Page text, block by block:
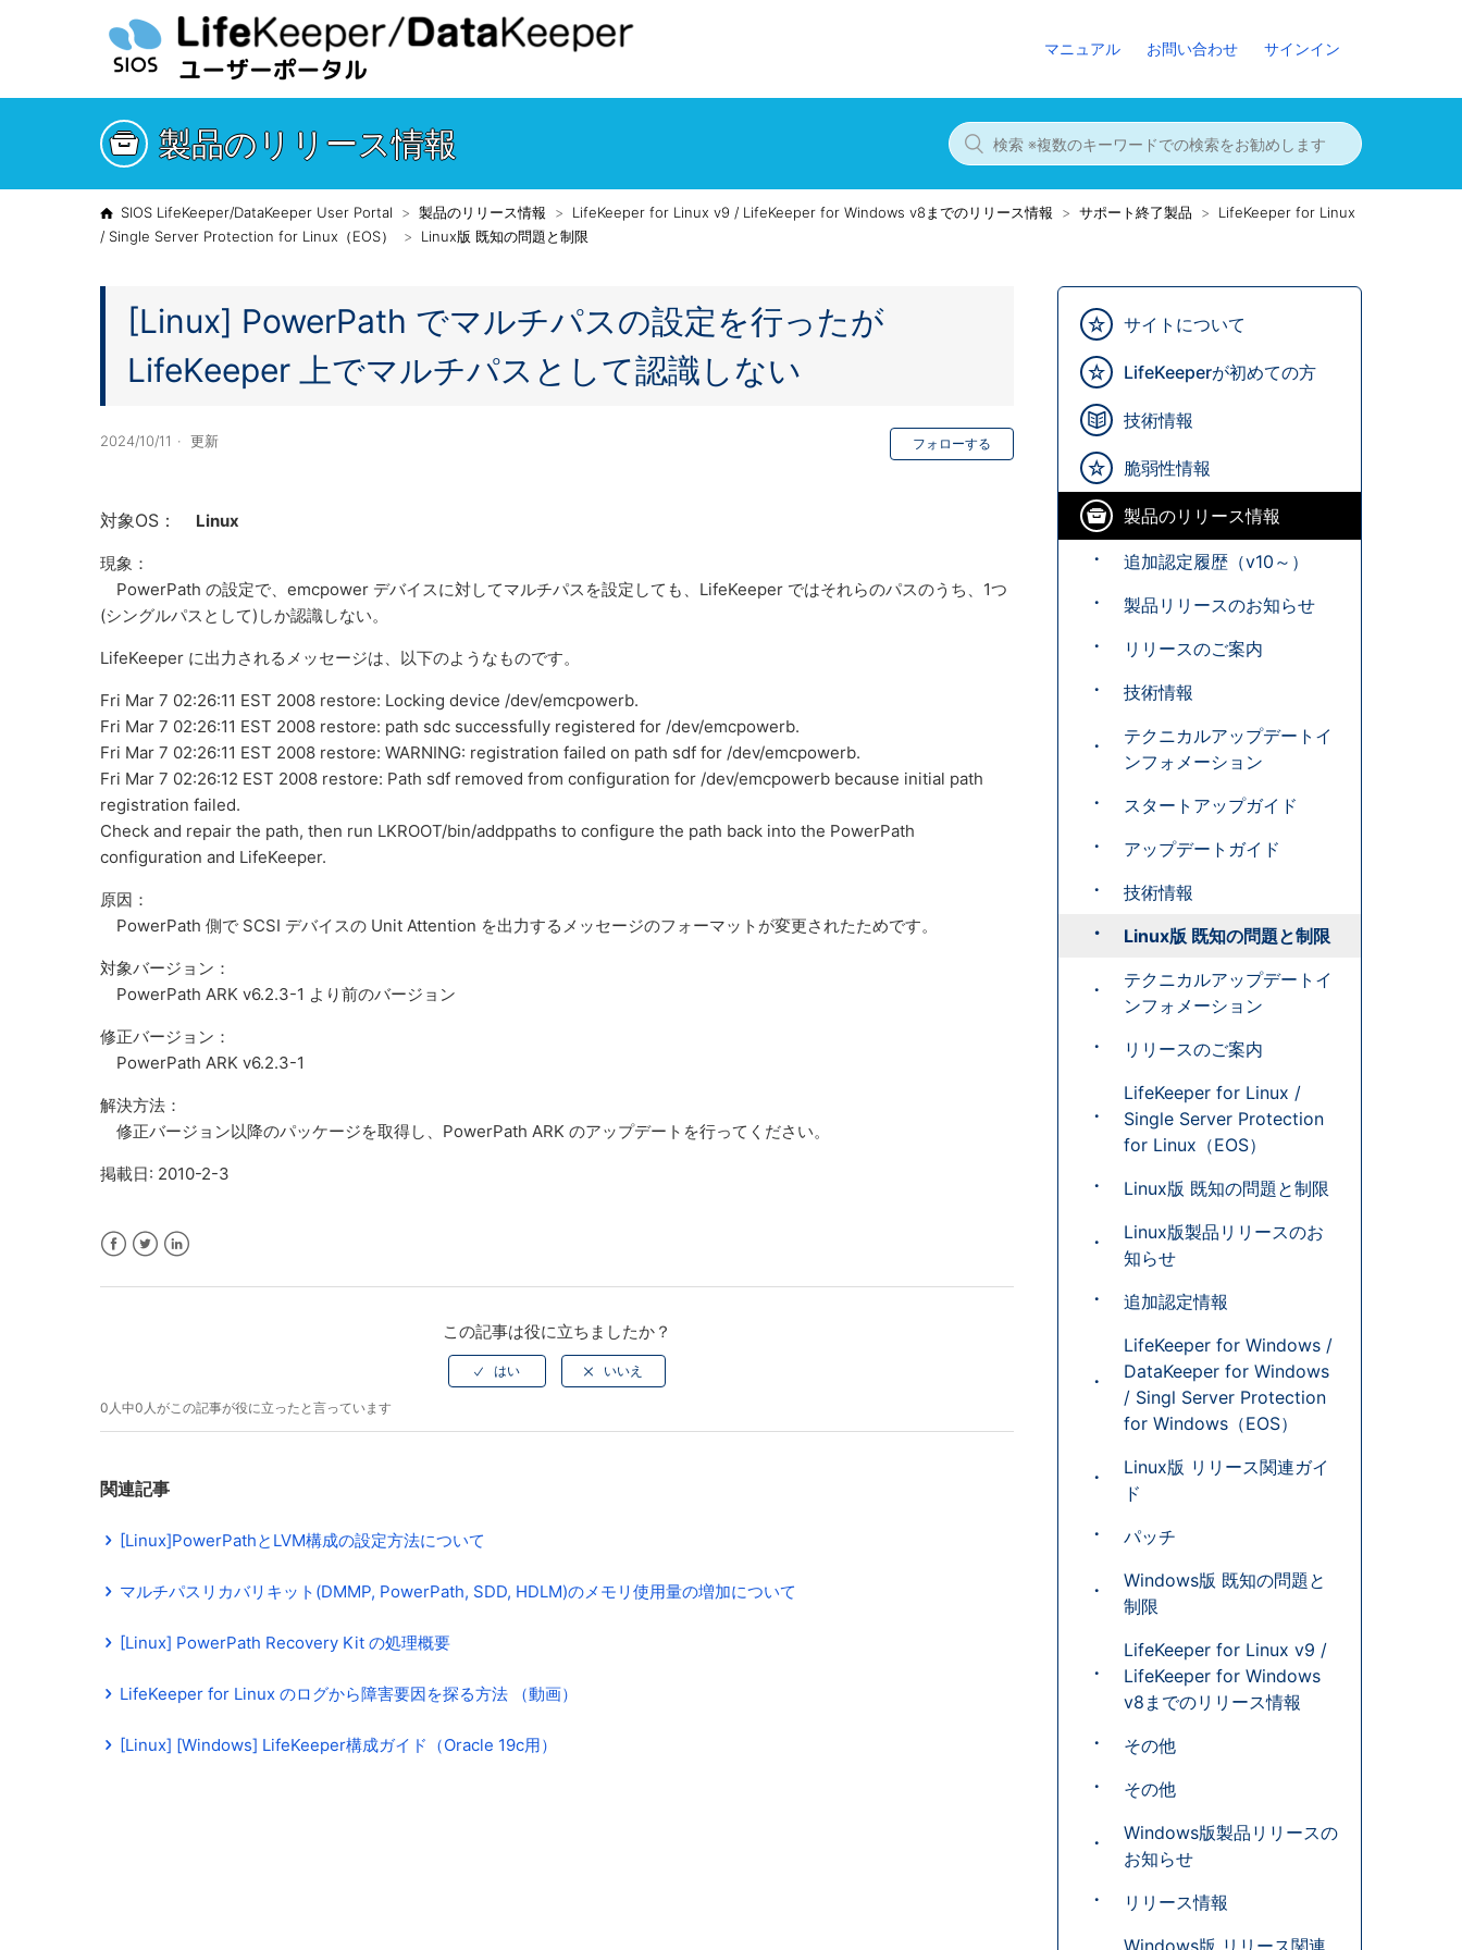
マニュアル お問い合わせ サインイン
製品のリリース情報
SIOS LifeKeeper/DataKeeper User Portal 製品のリリース情報 LifeKeeper for Linux v9 / LifeKeeper for Windows v8までのリリース情報 サポート終了製品
LifeKeeper for Linux
/ Single Server Protection for Linux（EOS）
Linux版 既知の問題と制限
サイトについて
LifeKeeperが初めての方
技術情報
脆弱性情報
製品のリリース情報
追加認定履歴（v10～）
製品リリースのお知らせ
リリースのご案内
技術情報
テクニカルアップデートイ
ンフォメーション
スタートアップガイド
アップデートガイド
技術情報
Linux版 既知の問題と制限
テクニカルアップデートイ
ンフォメーション
リリースのご案内
LifeKeeper for Linux /
Single Server Protection
for Linux（EOS）
Linux版 既知の問題と制限
Linux版製品リリースのお
知らせ
追加認定情報
LifeKeeper for Windows /
DataKeeper for Windows
/ Singl Server Protection
for Windows（EOS）
Linux版 リリース関連ガイ
ド
パッチ
Windows版 既知の問題と
制限
LifeKeeper for Linux v9 /
LifeKeeper for Windows
v8までのリリース情報
その他
その他
Windows版製品リリースの
お知らせ
リリース情報
Windows版 リリース関連
[Linux] PowerPath でマルチパスの設定を行ったが
LifeKeeper 上でマルチパスとして認識しない
2024/10/11 更新 フォローする
対象OS： Linux
現象：
PowerPath の設定で、emcpower デバイスに対してマルチパスを設定しても、LifeKeeper ではそれらのパスのうち、1つ
(シングルパスとして)しか認識しない。
LifeKeeper に出力されるメッセージは、以下のようなものです。
Fri Mar 7 02:26:11 EST 2008 restore: Locking device /dev/emcpowerb.
Fri Mar 7 02:26:11 EST 2008 restore: path sdc successfully registered for /dev/emcpowerb.
Fri Mar 7 02:26:11 EST 2008 restore: WARNING: registration failed on path sdf for /dev/emcpowerb.
Fri Mar 7 02:26:12 EST 2008 restore: Path sdf removed from configuration for /dev/emcpowerb because initial path
registration failed.
Check and repair the path, then run LKROOT/bin/addppaths to configure the path back into the PowerPath
configuration and LifeKeeper.
原因：
PowerPath 側で SCSI デバイスの Unit Attention を出力するメッセージのフォーマットが変更されたためです。
対象バージョン：
PowerPath ARK v6.2.3-1 より前のバージョン
修正バージョン：
PowerPath ARK v6.2.3-1
解決方法：
修正バージョン以降のパッケージを取得し、PowerPath ARK のアップデートを行ってください。
掲載日: 2010-2-3
この記事は役に立ちましたか？
0人中0人がこの記事が役に立ったと言っています
関連記事
[Linux]PowerPathとLVM構成の設定方法について
マルチパスリカバリキット(DMMP, PowerPath, SDD, HDLM)のメモリ使用量の増加について
[Linux] PowerPath Recovery Kit の処理概要
LifeKeeper for Linux のログから障害要因を探る方法 （動画）
[Linux] [Windows] LifeKeeper構成ガイド（Oracle 19c用）